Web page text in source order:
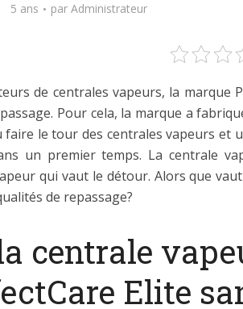
5 ans par Administrateur
de centrales vapeurs, la marque
Pour cela, la marque a
le tour des centrales vapeurs et
un premier temps. La centrale
qui vaut le détour. Alors que
de repassage?
centrale
Elite